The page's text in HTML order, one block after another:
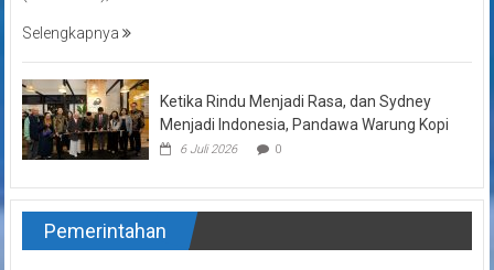
Selengkapnya
Ketika Rindu Menjadi Rasa, dan Sydney
Menjadi Indonesia, Pandawa Warung Kopi
6 Juli 2026 0
Pemerintahan